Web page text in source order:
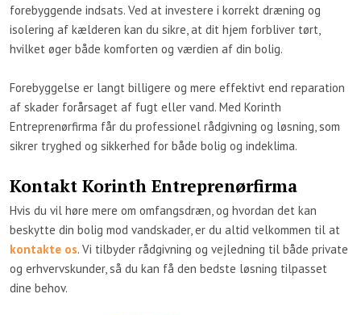
forebyggende indsats. Ved at investere i korrekt dræning og
isolering af kælderen kan du sikre, at dit hjem forbliver tørt,
hvilket øger både komforten og værdien af din bolig.
Forebyggelse er langt billigere og mere effektivt end reparation
af skader forårsaget af fugt eller vand. Med Korinth
Entreprenørfirma får du professionel rådgivning og løsning, som
sikrer tryghed og sikkerhed for både bolig og indeklima.
Kontakt Korinth Entreprenørfirma
​Hvis du vil høre mere om omfangsdræn, og hvordan det kan
beskytte din bolig mod vandskader, er du altid velkommen til at
kontakte os. Vi tilbyder rådgivning og vejledning til både private
og erhvervskunder, så du kan få den bedste løsning tilpasset
dine behov.